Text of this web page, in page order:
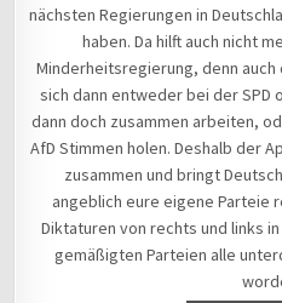
nächsten Regierungen in
haben. Da hilft auch nicht
Minderheitsregierung, denn
sich dann entweder bei der SPD
dann doch zusammen arbeiten,
AfD Stimmen holen. Deshalb der
zusammen und bringt
angeblich eure eigene Parteie
Diktaturen von rechts und links
gemäßigten Parteien alle